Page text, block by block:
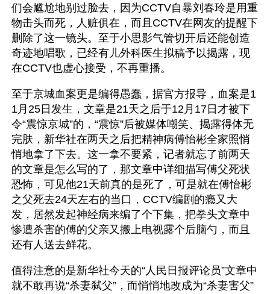
们会尴尬地别过脸去，因为CCTV自暴刘春玲是用重
物击头而死，人赃俱在，而且CCTV在网友的提醒下
删除了这一镜头。至于小思影气管切开后还能创造
奇迹地唱歌，已经有儿外科医生拟稿予以揭露，现
在CCTV也虚心接受，不再重播。
至于京城血案更是编得愚蠢，据官方报导，血案是1
1月25日发生，文章是21天之后于12月17日才被下
令“震惊京城”的，“震惊”后被媒体嘲笑、揭露得体无
完肤，新华社在两天之后把精神病傅怡彬全家照悄
悄地拿了下去。这一拿不要紧，记者就忘了前两天
的文章是怎么写的了，那文章中详细描写傅父死状
恐怖，可见他21天前真的是死了，可是就在傅怡彬
之父死去24天左右的当口，CCTV编剧的瘾又大
发，居然发起神经病来编了个下集，把拳头文章中
惨遭杀害的傅的父亲又搬上电视露个后脑勺，而且
还有人送去鲜花。
值得注意的是新华社今天的“人民日报评论员”文章中
就不敢再说“杀妻弑父”，而悄悄地改成为“杀妻害父”